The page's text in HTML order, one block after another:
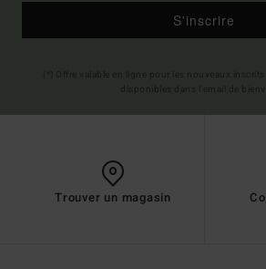
S'inscrire
Trouver un magasin